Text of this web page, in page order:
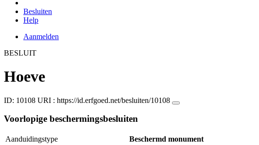
Besluiten
Help
Aanmelden
BESLUIT
Hoeve
ID: 10108 URI : https://id.erfgoed.net/besluiten/10108
Voorlopige beschermingsbesluiten
Aanduidingstype
Beschermd monument